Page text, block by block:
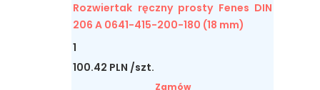
Rozwiertak ręczny prosty Fenes DIN
206 A 0641-415-200-180 (18 mm)
1
100.42 PLN /szt.
Zamów